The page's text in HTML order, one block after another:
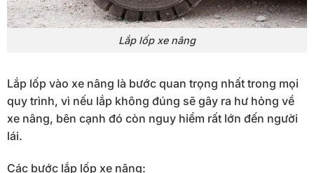
Lắp lốp xe nâng
Lắp lốp vào xe nâng là bước quan trọng nhất trong mọi
quy trình, vì nếu lắp không đúng sẽ gây ra hư hỏng về
xe nâng, bên cạnh đó còn nguy hiểm rất lớn đến người
lái.
Các bước lắp lốp xe nâng: